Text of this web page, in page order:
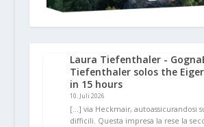
Laura Tiefenthaler -
Tiefenthaler solos the
in 15 hours
10. Juli 2026
[…] via Heckmair, autoassicurandosi
difficili. Questa impresa la rese la